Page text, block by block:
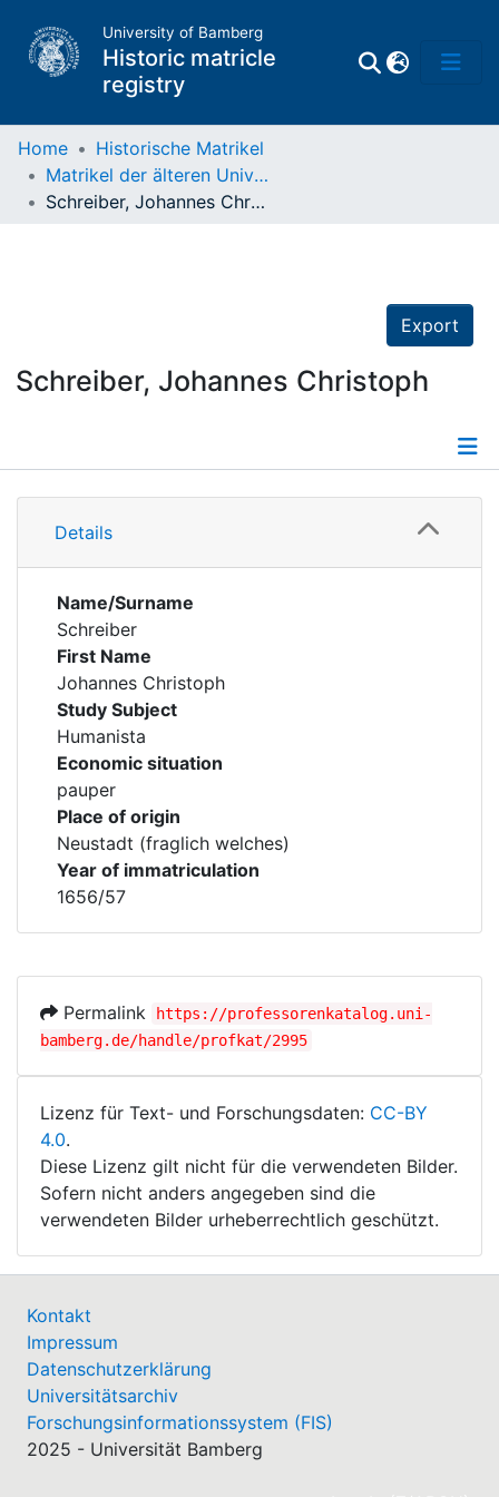
University of Bamberg
Historic matricle
registry
Matrikel
Home
Historische Matrikel
Matrikel der älteren Universität
Schreiber, Johannes Christoph
Export
Schreiber, Johannes Christoph
Details
Details
Name/Surname
Schreiber
First Name
Johannes Christoph
Study Subject
Humanista
Economic situation
pauper
Place of origin
Neustadt (fraglich welches)
Year of immatriculation
1656/57
Permalink
https://professorenkatalog.uni-
bamberg.de/handle/profkat/2995
Lizenz für Text- und Forschungsdaten: CC-BY
4.0.
Diese Lizenz gilt nicht für die verwendeten Bilder.
Sofern nicht anders angegeben sind die
verwendeten Bilder urheberrechtlich geschützt.
Kontakt
Impressum
Datenschutzerklärung
Universitätsarchiv
Forschungsinformationssystem (FIS)
2025 - Universität Bamberg